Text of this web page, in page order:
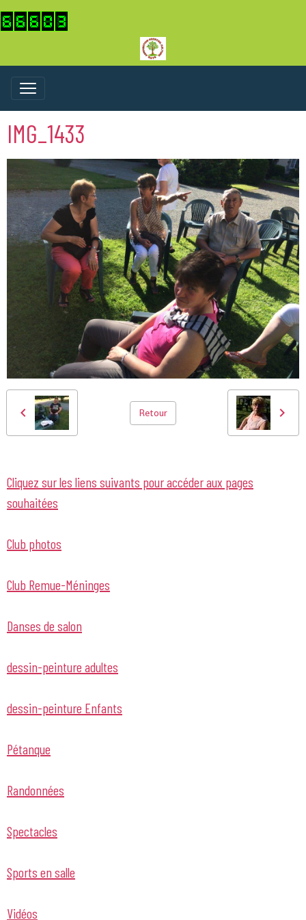
IMG_1433
Retour
Cliquez sur les liens suivants pour accéder aux pages
souhaitées
Club photos
Club Remue-Méninges
Danses de salon
dessin-peinture adultes
dessin-peinture Enfants
Pétanque
Randonnées
Spectacles
Sports en salle
Vidéos